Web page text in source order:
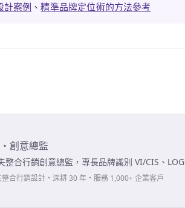
計案例 、精準品牌定位術的方法參考
・ 創意總監
整合行銷創意總監，專長品牌識別 VI/CIS、
合行銷設計・深耕 30 年・服務 1,000+ 企業客戶